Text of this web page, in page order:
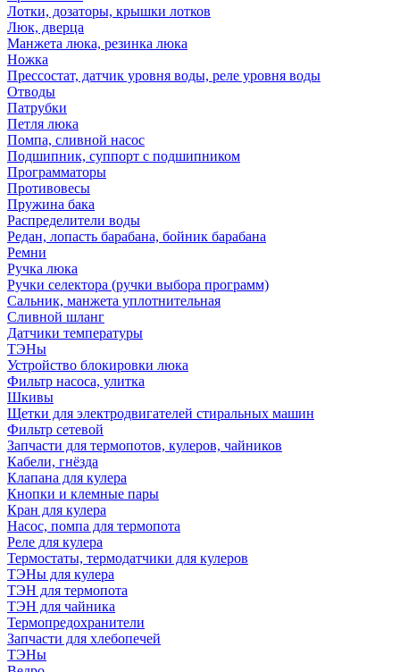
Лотки, дозаторы, крышки лотков
Люк, дверца
Манжета люка, резинка люка
Ножка
Прессостат, датчик уровня воды, реле уровня воды
Отводы
Патрубки
Петля люка
Помпа, сливной насос
Подшипник, суппорт с подшипником
Программаторы
Противовесы
Пружина бака
Распределители воды
Редан, лопасть барабана, бойник барабана
Ремни
Ручка люка
Ручки селектора (ручки выбора программ)
Сальник, манжета уплотнительная
Сливной шланг
Датчики температуры
ТЭНы
Устройство блокировки люка
Фильтр насоса, улитка
Шкивы
Щетки для электродвигателей стиральных машин
Фильтр сетевой
Запчасти для термопотов, кулеров, чайников
Кабели, гнёзда
Клапана для кулера
Кнопки и клемные пары
Кран для кулера
Насос, помпа для термопота
Реле для кулера
Термостаты, термодатчики для кулеров
ТЭНы для кулера
ТЭН для термопота
ТЭН для чайника
Термопредохранители
Запчасти для хлебопечей
ТЭНы